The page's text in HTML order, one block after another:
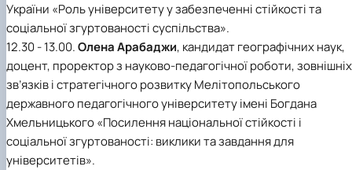
України «Роль університету у забезпеченні стійкості та
соціальної згуртованості суспільства».
12.30 - 13.00.Олена Арабаджи, кандидат географічних наук,
доцент, проректор з науково-педагогічної роботи, зовнішніх
зв’язків і стратегічного розвитку Мелітопольського
державного педагогічного університету імені Богдана
Хмельницького «Посилення національної стійкості і
соціальної згуртованості: виклики та завдання для
університетів».